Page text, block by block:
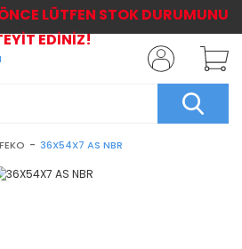
FEKO 36X54X7 AS NBR
LÜTFEN STOK DURUMUNU
EDİNİZ!